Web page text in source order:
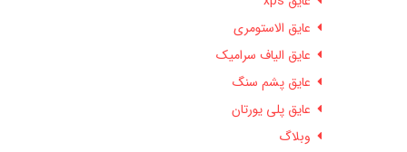
عایق الاستومری
عایق الیاف سرامیک
عایق پشم سنگ
عایق پلی یورتان
وبلاگ